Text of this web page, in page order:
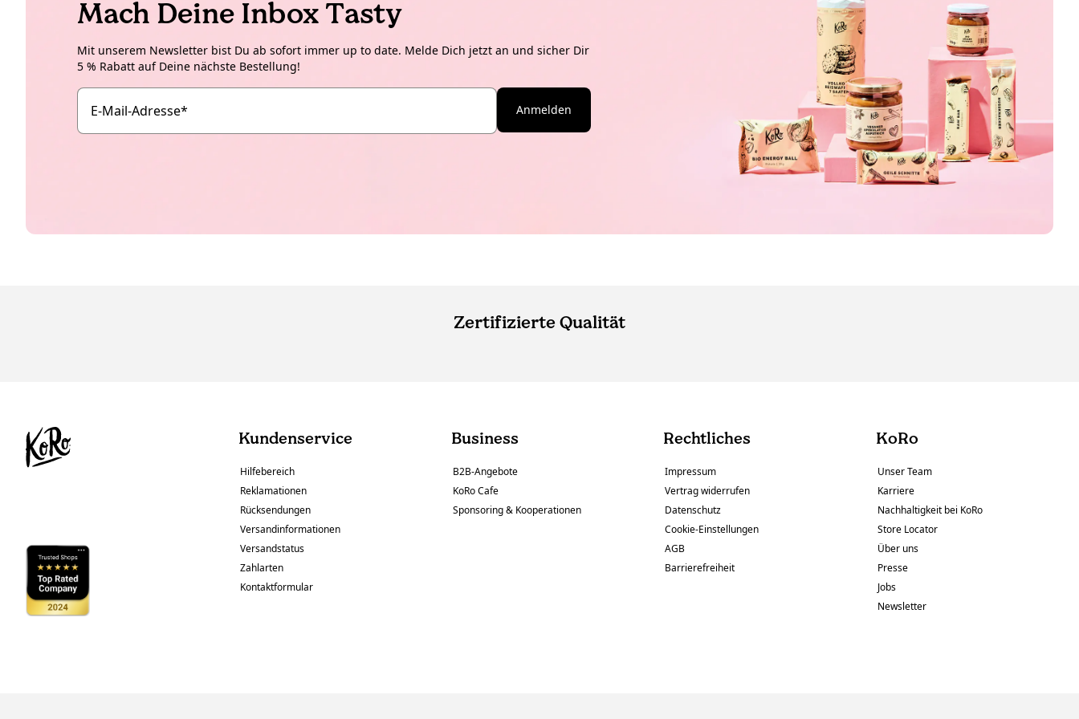
Mach Deine Inbox Tasty
Mit unserem Newsletter bist Du ab sofort immer up to date. Melde Dich jetzt an und sicher Dir
5 % Rabatt auf Deine nächste Bestellung!
E-Mail-Adresse* Anmelden
Zertifizierte Qualität
Kundenservice
Hilfebereich
Reklamationen
Rücksendungen
Versandinformationen
Versandstatus
Zahlarten
Kontaktformular
Business
B2B-Angebote
KoRo Cafe
Sponsoring & Kooperationen
Rechtliches
Impressum
Vertrag widerrufen
Datenschutz
Cookie-Einstellungen
AGB
Barrierefreiheit
KoRo
Unser Team
Karriere
Nachhaltigkeit bei KoRo
Store Locator
Über uns
Presse
Jobs
Newsletter